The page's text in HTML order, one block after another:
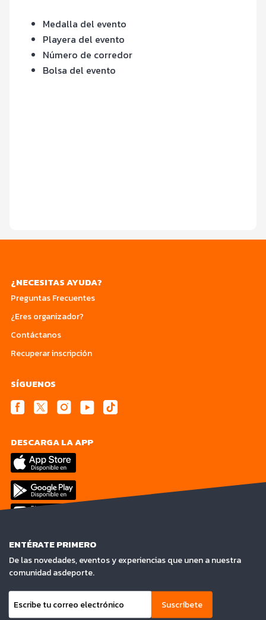
Medalla del evento
Playera del evento
Número de corredor
Bolsa del evento
¿NECESITAS AYUDA?
Preguntas Frecuentes
¿Eres organizador?
Contáctanos
Recuperar inscripción
SÍGUENOS
DESCARGA LA APP
ENTÉRATE PRIMERO
De las novedades, eventos y experiencias que unen a nuestra
comunidad asdeporte.
Suscríbete